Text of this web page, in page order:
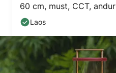
60 cm, must, CCT, andur
Laos